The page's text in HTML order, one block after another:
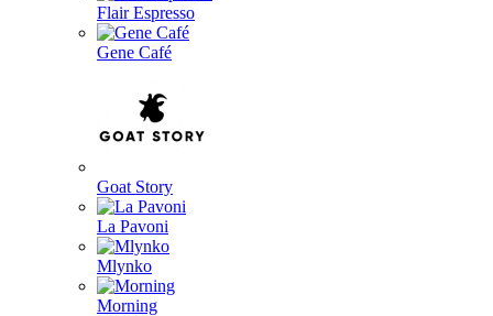
Flair Espresso
Gene Café
Goat Story
La Pavoni
Mlynko
Morning